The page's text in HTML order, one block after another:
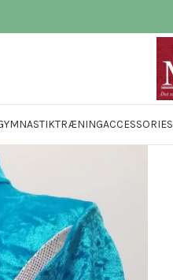
TRÆNINGACCESSORIES